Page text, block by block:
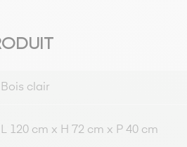
Bois clair
L 120 cm x H 72 cm x P 40 cm